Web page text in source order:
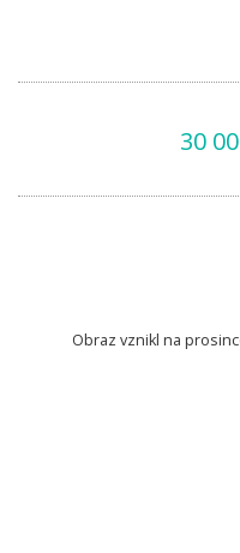
30
Obraz vznikl na